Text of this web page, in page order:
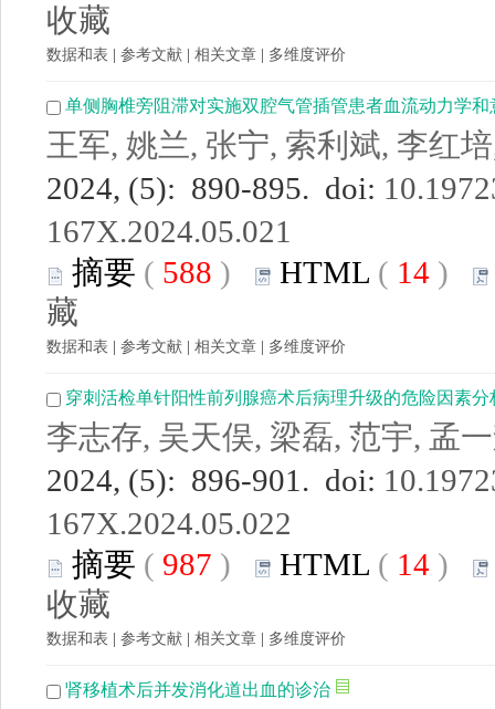
收藏
数据和表 参考文献 相关文章 多维度评价
单侧胸椎旁阻滞对实施双腔气管插管患者血流动力学
王军, 姚兰, 张宁, 索利斌, 李红
2024, (5): 890-895. doi:
167X.2024.05.021
摘要 ( 588 ) HTML ( 14 )
藏
数据和表 参考文献 相关文章 多维度评价
穿刺活检单针阳性前列腺癌术后病理升级的危险因素
李志存, 吴天俣, 梁磊, 范宇, 孟
2024, (5): 896-901. doi:
167X.2024.05.022
摘要 ( 987 ) HTML ( 14 )
收藏
数据和表 参考文献 相关文章 多维度评价
肾移植术后并发消化道出血的诊治